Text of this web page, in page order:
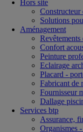
Hors site
Constructeur
Solutions
Aménagement
Revêtements
Confort
Peinture
Eclairage
Placard -
Fabricant de
Fournisseur
Dallage
Services btp
Assurance,
Organismes